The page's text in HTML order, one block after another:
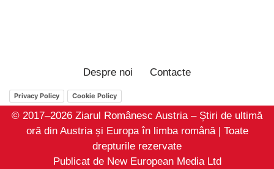
Despre noi Contacte
Privacy Policy Cookie Policy
© 2017–2026 Ziarul Românesc Austria – Știri de ultimă
oră din Austria și Europa în limba română | Toate
drepturile rezervate
Publicat de New European Media Ltd